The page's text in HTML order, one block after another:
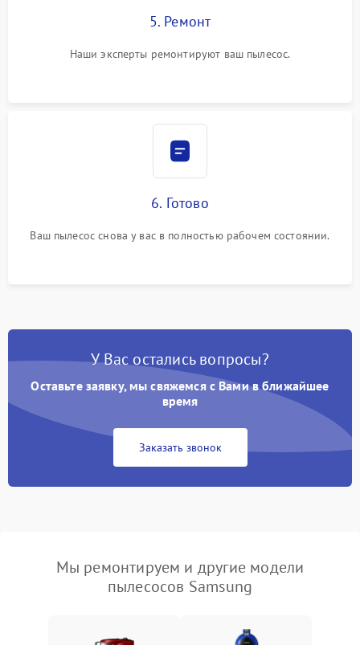
5. Ремонт
Наши эксперты ремонтируют ваш пылесос.
6. Готово
Ваш пылесос снова у вас в полностью рабочем состоянии.
У Вас остались вопросы?
Оставьте заявку, мы свяжемся с Вами в ближайшее
время
Заказать звонок
Мы ремонтируем и другие модели
пылесосов Samsung